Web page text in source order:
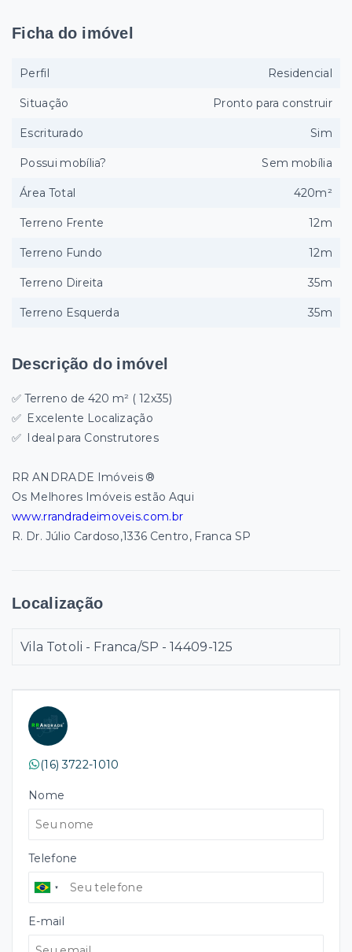
(16) 3722-1010
Nome
Telefone
E-mail
Descrição do imóvel
✅ Terreno de 420 m² ( 12x35)
✅ Excelente Localização
✅ Ideal para Construtores
RR ANDRADE Imóveis ®
Os Melhores Imóveis estão Aqui
www.rrandradeimoveis.com.br
R. Dr. Júlio Cardoso,1336 Centro, Franca SP
Localização
Vila Totoli - Franca/SP - 14409-125
Ficha do imóvel
Perfil Residencial
Situação Pronto para construir
Escriturado Sim
Possui mobília? Sem mobília
Área Total 420m²
Terreno Frente 12m
Terreno Fundo 12m
Terreno Direita 35m
Terreno Esquerda 35m